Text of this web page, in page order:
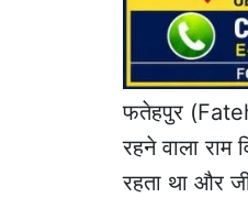
फतेहपुर
रहने वाला राम
रहता था और